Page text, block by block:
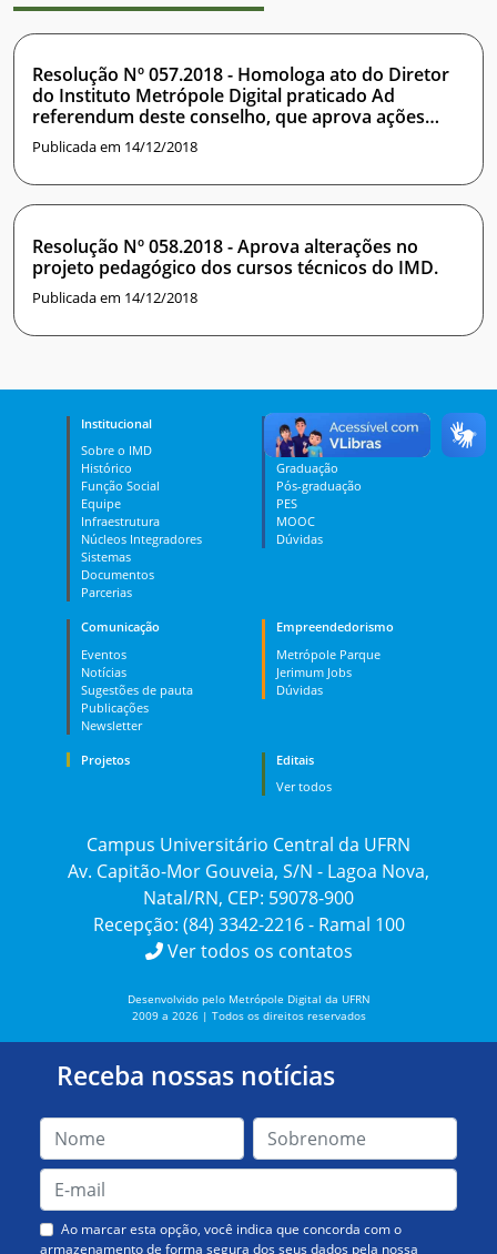
Resolução Nº 057.2018 - Homologa ato do Diretor
do Instituto Metrópole Digital praticado Ad
referendum deste conselho, que aprova ações
acadêmicas registradas no SIGAA
Publicada em 14/12/2018
Resolução Nº 058.2018 - Aprova alterações no
projeto pedagógico dos cursos técnicos do IMD.
Publicada em 14/12/2018
Institucional
Sobre o IMD
Histórico
Função Social
Equipe
Infraestrutura
Núcleos Integradores
Sistemas
Documentos
Parcerias
Ensino
Curso Técnico
Graduação
Pós-graduação
PES
MOOC
Dúvidas
Comunicação
Eventos
Notícias
Sugestões de pauta
Publicações
Newsletter
Empreendedorismo
Metrópole Parque
Jerimum Jobs
Dúvidas
Projetos
Editais
Ver todos
Campus Universitário Central da UFRN
Av. Capitão-Mor Gouveia, S/N - Lagoa Nova,
Natal/RN, CEP: 59078-900
Recepção: (84) 3342-2216 - Ramal 100
Ver todos os contatos
Desenvolvido pelo Metrópole Digital da UFRN
2009 a 2026 | Todos os direitos reservados
Receba nossas notícias
Ao marcar esta opção, você indica que concorda com o
armazenamento de forma segura dos seus dados pela nossa